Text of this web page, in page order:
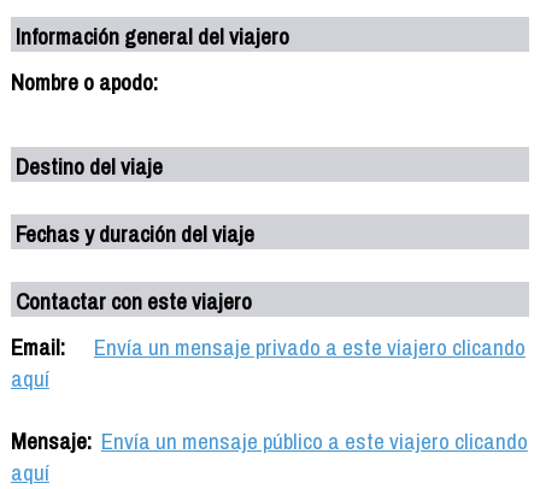
Información general del viajero
Nombre o apodo:
Destino del viaje
Fechas y duración del viaje
Contactar con este viajero
Email:
Envía un mensaje privado a este viajero clicando
aquí
Mensaje: Envía un mensaje público a este viajero clicando
aquí